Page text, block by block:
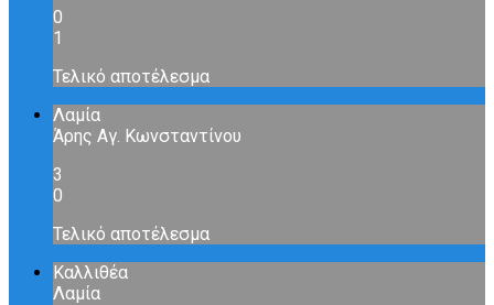
0
1
Τελικό αποτέλεσμα
Λαμία
Άρης Αγ. Κωνσταντίνου
3
0
Τελικό αποτέλεσμα
Καλλιθέα
Λαμία